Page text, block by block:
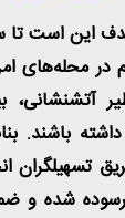
در محله‌های
آتشنشانی،
باشند.
تسهیلگران
شده و